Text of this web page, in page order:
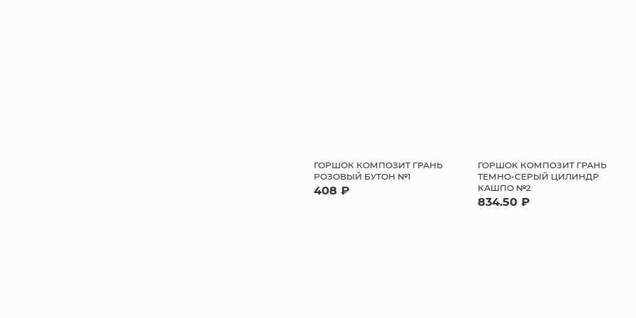
ГОРШОК КОМПОЗИТ ГРАНЬ
РОЗОВЫЙ БУТОН №1
408 ₽
ГОРШОК КОМПОЗИТ ГРАНЬ
ТЕМНО-СЕРЫЙ ЦИЛИНДР
КАШПО №2
834.50 ₽